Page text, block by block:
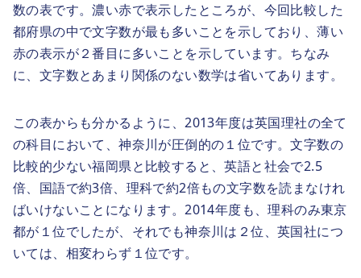
数の表です。濃い赤で表示したところが、今回比較した
都府県の中で文字数が最も多いことを示しており、薄い
赤の表示が２番目に多いことを示しています。ちなみ
に、文字数とあまり関係のない数学は省いてあります。
この表からも分かるように、2013年度は英国理社の全て
の科目において、神奈川が圧倒的の１位です。文字数の
比較的少ない福岡県と比較すると、英語と社会で2.5
倍、国語で約3倍、理科で約2倍もの文字数を読まなけれ
ばいけないことになります。2014年度も、理科のみ東京
都が１位でしたが、それでも神奈川は２位、英国社につ
いては、相変わらず１位です。